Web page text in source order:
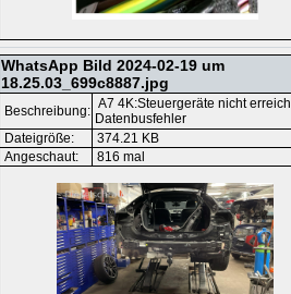
WhatsApp Bild 2024-02-19 um
18.25.03_699c8887.jpg
Beschreibung: A7 4K:Steuergeräte nicht
Datenbusfehler
Dateigröße:
374.21 KB
Angeschaut:
816 mal